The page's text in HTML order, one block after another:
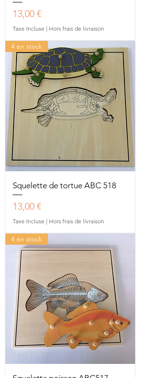
Prix
13,00 €
Taxe Incluse | Hors frais de livraison
4 en stock
Squelette de tortue ABC 518
Prix
13,00 €
Taxe Incluse | Hors frais de livraison
4 en stock